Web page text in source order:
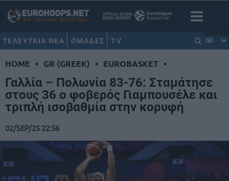
ΤΕΛΕΥΤΑΙΑ ΝΕΑ ΟΜΑΔΕΣ TV GR
HOME • GR (GREEK) • EUROBASKET •
Γαλλία – Πολωνία 83-76: Σταμάτησε
στους 36 ο φοβερός Γιαμπουσέλε και
τριπλή ισοβαθμία στην κορυφή
02/SEP/25 22:56